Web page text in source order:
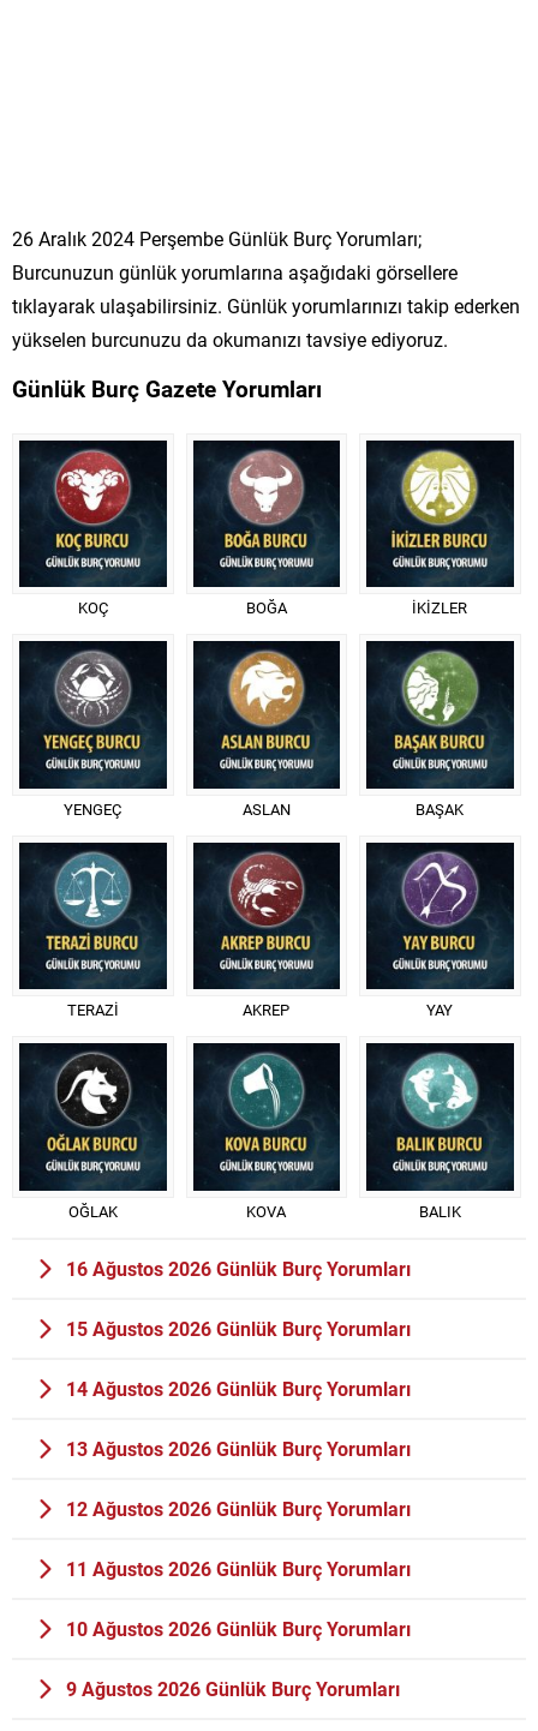
26 Aralık 2024 Perşembe Günlük Burç Yorumları;
Burcunuzun günlük yorumlarına aşağıdaki görsellere
tıklayarak ulaşabilirsiniz. Günlük yorumlarınızı takip ederken
yükselen burcunuzu da okumanızı tavsiye ediyoruz.
Günlük Burç Gazete Yorumları
KOÇ BOĞA İKİZLER
YENGEÇ ASLAN BAŞAK
TERAZİ AKREP YAY
OĞLAK KOVA BALIK
16 Ağustos 2026 Günlük Burç Yorumları
15 Ağustos 2026 Günlük Burç Yorumları
14 Ağustos 2026 Günlük Burç Yorumları
13 Ağustos 2026 Günlük Burç Yorumları
12 Ağustos 2026 Günlük Burç Yorumları
11 Ağustos 2026 Günlük Burç Yorumları
10 Ağustos 2026 Günlük Burç Yorumları
9 Ağustos 2026 Günlük Burç Yorumları